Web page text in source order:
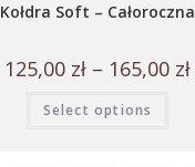
Kołdra Soft – Całoroczna
125,00 zł – 165,00 zł
Select options